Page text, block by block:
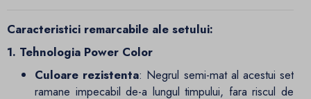
Caracteristici remarcabile ale setului:
1. Tehnologia Power Color
Culoare rezistenta: Negrul semi-mat al acestui set
ramane impecabil de-a lungul timpului, fara riscul de